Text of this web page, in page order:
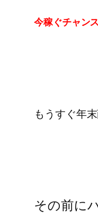
今稼ぐチャン
もうすぐ年
その前に